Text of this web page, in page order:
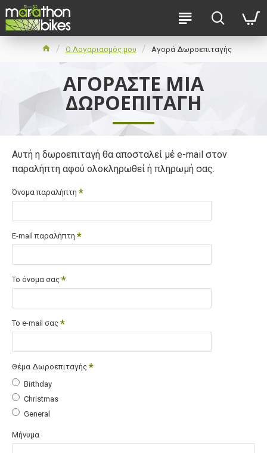
O Λογαριασμός μου Αγορά Δωροεπιταγής
ΑΓΟΡΆΣΤΕ ΜΊΑ
ΔΩΡΟΕΠΙΤΑΓΉ
Αυτή η δωροεπιταγή θα αποσταλεί μέ e-mail στον
παραλήπτη αφού ολοκληρωθεί ή πληρωμή σας.
Όνομα παραλήπτη
E-mail παραλήπτη
Το όνομα σας
Το e-mail σας
Θέμα Δωροεπιταγής
Birthday
Christmas
General
Μήνυμα